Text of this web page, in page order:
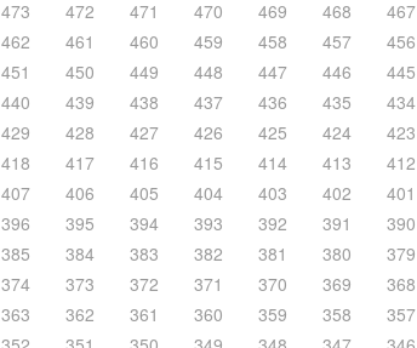
473 472 471 470 469 468 467
462 461 460 459 458 457 456
451 450 449 448 447 446 445
440 439 438 437 436 435 434
429 428 427 426 425 424 423
418 417 416 415 414 413 412
407 406 405 404 403 402 401
396 395 394 393 392 391 390
385 384 383 382 381 380 379
374 373 372 371 370 369 368
363 362 361 360 359 358 357